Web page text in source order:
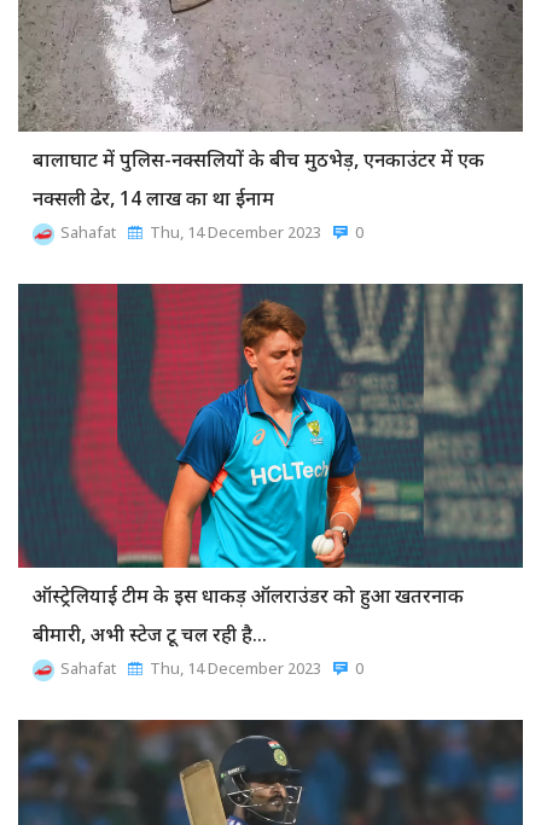
बालाघाट में पुलिस-नक्सलियों के बीच मुठभेड़, एनकाउंटर में एक
नक्सली ढेर, 14 लाख का था ईनाम
Sahafat Thu, 14 December 2023 0
ऑस्ट्रेल‍ियाई टीम के इस धाकड़ ऑलराउंडर को हुआ खतरनाक
बीमारी, अभी स्टेज टू चल रही है…
Sahafat Thu, 14 December 2023 0